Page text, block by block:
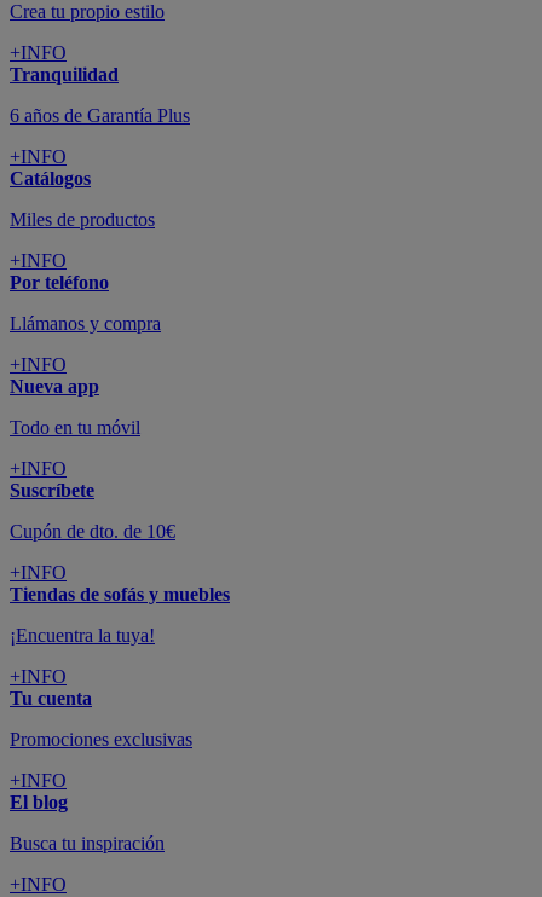
Crea tu propio estilo
+INFO
Tranquilidad
6 años de Garantía Plus
+INFO
Catálogos
Miles de productos
+INFO
Por teléfono
Llámanos y compra
+INFO
Nueva app
Todo en tu móvil
+INFO
Suscríbete
Cupón de dto. de 10€
+INFO
Tiendas de sofás y muebles
¡Encuentra la tuya!
+INFO
Tu cuenta
Promociones exclusivas
+INFO
El blog
Busca tu inspiración
+INFO